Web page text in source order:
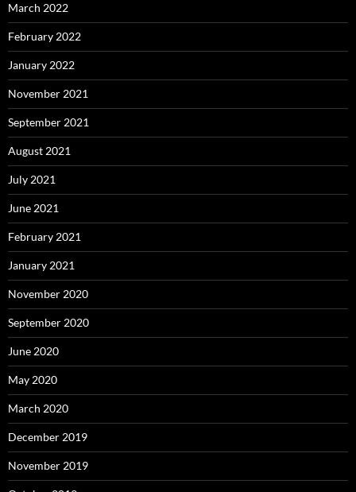
March 2022
February 2022
January 2022
November 2021
September 2021
August 2021
July 2021
June 2021
February 2021
January 2021
November 2020
September 2020
June 2020
May 2020
March 2020
December 2019
November 2019